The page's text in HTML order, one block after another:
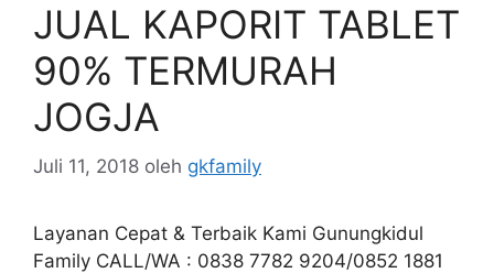
JUAL KAPORIT TABLET
90% TERMURAH
JOGJA
Juli 11, 2018 oleh gkfamily
Layanan Cepat & Terbaik Kami Gunungkidul
Family CALL/WA : 0838 7782 9204/0852 1881